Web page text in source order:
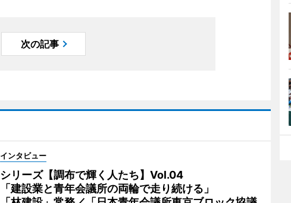
次の記事
インタビュー
シリーズ【調布で輝く人たち】Vol.04
「建設業と青年会議所の両輪で走り続ける」